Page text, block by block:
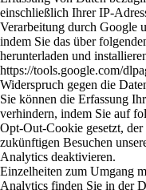
einschließlich Ihrer IP-
Verarbeitung durch Google
indem Sie das über
herunterladen und
https://tools.google.com/
Widerspruch gegen die
Sie können die Erfassung
verhindern, indem Sie auf
Opt-Out-Cookie gesetzt,
zukünftigen Besuchen
Analytics deaktivieren.
Einzelheiten zum Umgang
Analytics finden Sie in der